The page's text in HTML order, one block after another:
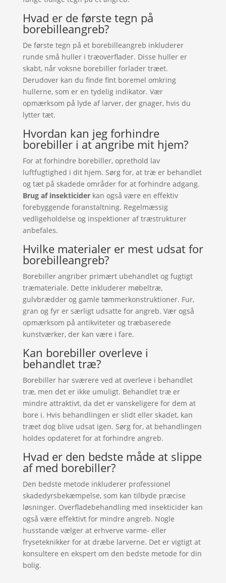
Hvad er de første tegn på
borebilleangreb?
De første tegn på et borebilleangreb inkluderer
runde små huller i træoverflader. Disse huller er
skabt, når voksne borebiller forlader træet.
Derudover kan du finde fint boremel omkring
hullerne, som er en tydelig indikator. Vær
opmærksom på lyde af larver, der gnager, hvis du
lytter tæt.
Hvordan kan jeg forhindre
borebiller i at angribe mit hjem?
For at forhindre borebiller, oprethold lav
luftfugtighed i dit hjem. Sørg for, at træ er behandlet
og tæt på skadede områder for at forhindre adgang.
Brug af insekticiderkan også være en effektiv
forebyggende foranstaltning. Regelmæssig
vedligeholdelse og inspektioner af træstrukturer
anbefales.
Hvilke materialer er mest udsat for
borebilleangreb?
Borebiller angriber primært ubehandlet og fugtigt
træmateriale. Dette inkluderer møbeltræ,
gulvbrædder og gamle tømmerkonstruktioner. Fur,
gran og fyr er særligt udsatte for angreb. Vær også
opmærksom på antikviteter og træbaserede
kunstværker, der kan være i fare.
Kan borebiller overleve i
behandlet træ?
Borebiller har sværere ved at overleve i behandlet
træ, men det er ikke umuligt. Behandlet træ er
mindre attraktivt, da det er vanskeligere for dem at
bore i. Hvis behandlingen er slidt eller skadet, kan
træet dog blive udsat igen. Sørg for, at behandlingen
holdes opdateret for at forhindre angreb.
Hvad er den bedste måde at slippe
af med borebiller?
Den bedste metode inkluderer professionel
skadedyrsbekæmpelse, som kan tilbyde præcise
løsninger. Overfladebehandling med insekticider kan
også være effektivt for mindre angreb. Nogle
husstande vælger at erhverve varme- eller
fryseteknikker for at dræbe larverne. Det er vigtigt at
konsultere en ekspert om den bedste metode for din
bolig.